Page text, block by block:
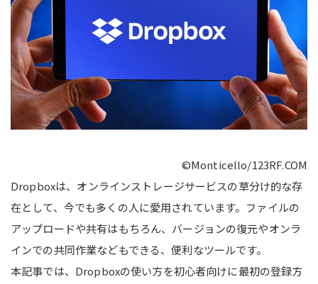
©Monticello/123RF.COM
Dropboxは、オンラインストレージサービスの草分け的な存
在として、今でも多くの人に愛用されています。ファイルの
アップロードや共有はもちろん、バージョンの復元やオンラ
インでの共同作業などもできる、便利なツールです。
本記事では、Dropboxの使い方を初心者向けに最初の登録方